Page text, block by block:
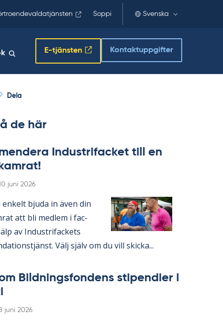
Soppi Svenska
E-tjänsten Kontaktuppgifter
Dela
de här
In­du­stri­fac­ket till en
juni 2026
bju­da in även din
att bli med­lem i fac­
av In­du­stri­fac­kets
Välj själv om du vill skic­ka...
Bild­nings­fon­dens sti­pen­di­er i
juni 2026